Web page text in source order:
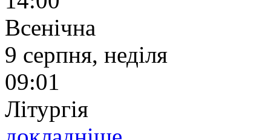
Всенічна
9 серпня, неділя
09:01
Літургія